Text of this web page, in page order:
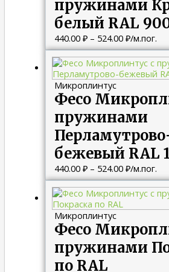
пружинами
белый RAL
440.00 ₽ – 524.00 ₽/м.пог.
Микроплинтус
Фесо
пружинами
бежевый RAL
440.00 ₽ – 524.00 ₽
цен:
440.00 ₽
524.00 ₽
/м.пог.
Микроплинтус
Фесо
пружинами
по RAL